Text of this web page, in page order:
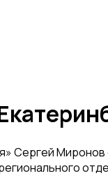
Сергей